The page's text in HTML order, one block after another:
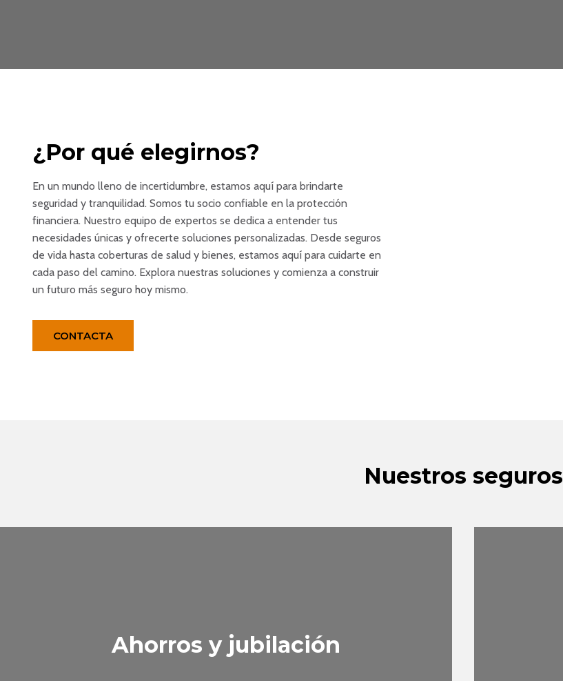
¿Por qué elegirnos?
En un mundo lleno de incertidumbre, estamos aquí para brindarte
seguridad y tranquilidad. Somos tu socio confiable en la protección
financiera. Nuestro equipo de expertos se dedica a entender tus
necesidades únicas y ofrecerte soluciones personalizadas. Desde seguros
de vida hasta coberturas de salud y bienes, estamos aquí para cuidarte en
cada paso del camino. Explora nuestras soluciones y comienza a construir
un futuro más seguro hoy mismo.
CONTACTA
Nuestros seguros
Ahorros y jubilación